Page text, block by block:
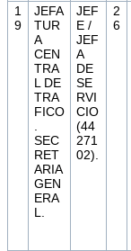
1
9
JEFA
TUR
A
CEN
TRA
L DE
TRA
FICO
SEC
RET
ARIA
GEN
ERA
L.
JEF
E /
JEF
A
DE
SE
RVI
CIO
(44
271
02).
2
6